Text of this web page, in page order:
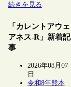
続きを見る
「カレントアウェ
アネス-R」新着記
事
2026年08月07
日
令和8年熊本